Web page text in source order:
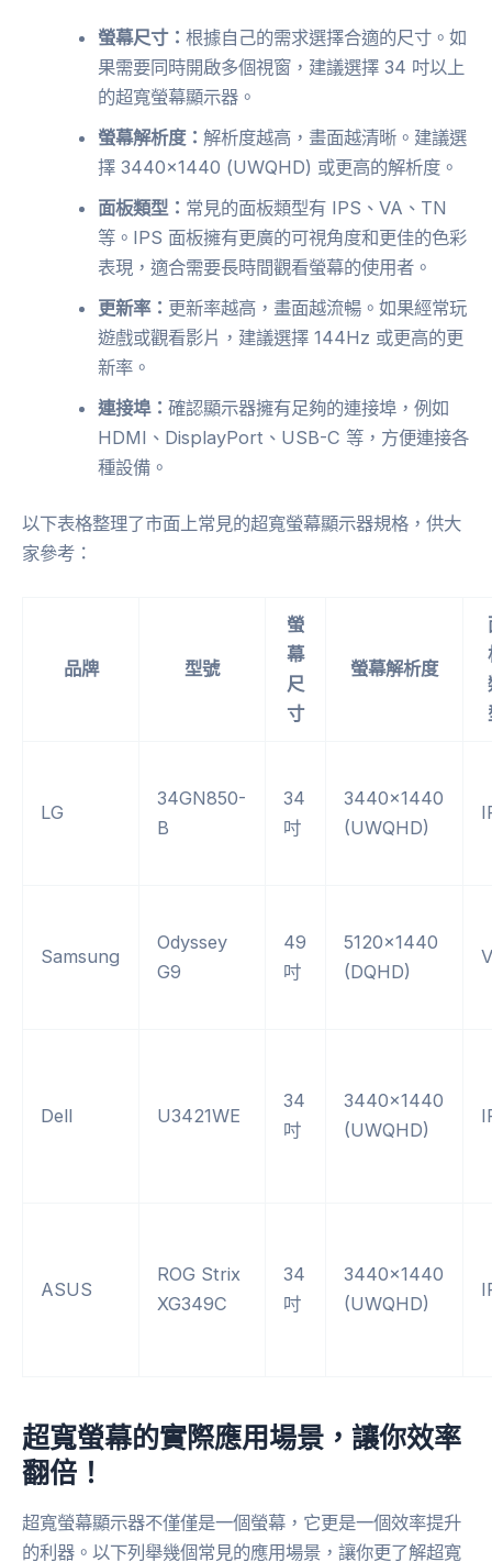
螢幕尺寸：根據自己的需求選擇合適的尺寸。如
果需要同時開啟多個視窗，建議選擇 34 吋以上
的超寬螢幕顯示器。
螢幕解析度：解析度越高，畫面越清晰。建議選
擇 3440×1440 (UWQHD) 或更高的解析度。
面板類型： 常見的面板類型有 IPS、VA、TN
等。IPS 面板擁有更廣的可視角度和更佳的色彩
表現，適合需要長時間觀看螢幕的使用者。
更新率： 更新率越高，畫面越流暢。如果經常玩
遊戲或觀看影片，建議選擇 144Hz 或更高的更
新率。
連接埠：確認顯示器擁有足夠的連接埠，例如
HDMI、DisplayPort、USB-C 等，方便連接各
種設備。
以下表格整理了市面上常見的超寬螢幕顯示器規格，供大
家參考：
品牌 型號
螢
幕
尺
寸
螢幕解析度
LG
34GN850-
B
34
吋
3440×1440
(UWQHD)
Samsung
Odyssey
G9
49
吋
5120×1440
(DQHD)
Dell U3421WE
34
吋
3440×1440
(UWQHD)
ASUS
ROG Strix
XG349C
34
吋
3440×1440
(UWQHD)
超寬螢幕的實際應用場景，讓你效率
翻倍！
超寬螢幕顯示器不僅僅是一個螢幕，它更是一個效率提升
的利器。以下列舉幾個常見的應用場景，讓你更了解超寬